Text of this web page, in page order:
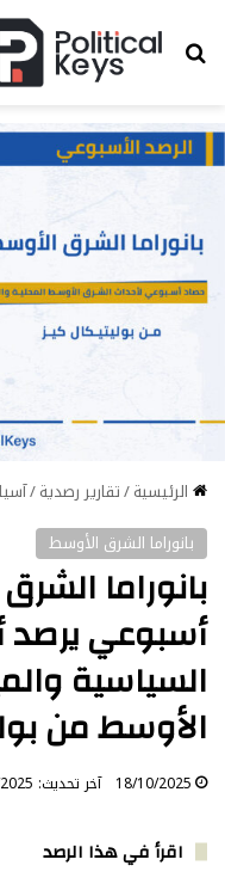
بحث عن
الرئيسية/تقارير رصدية/آسيا
بانوراما الشرق الأوسط
بانوراما
أسبوعي يرصد
السياسية
الأوسط من
18/10/2025 آخر تحديث: 18/10/2025
اقرأ في هذا الرصد